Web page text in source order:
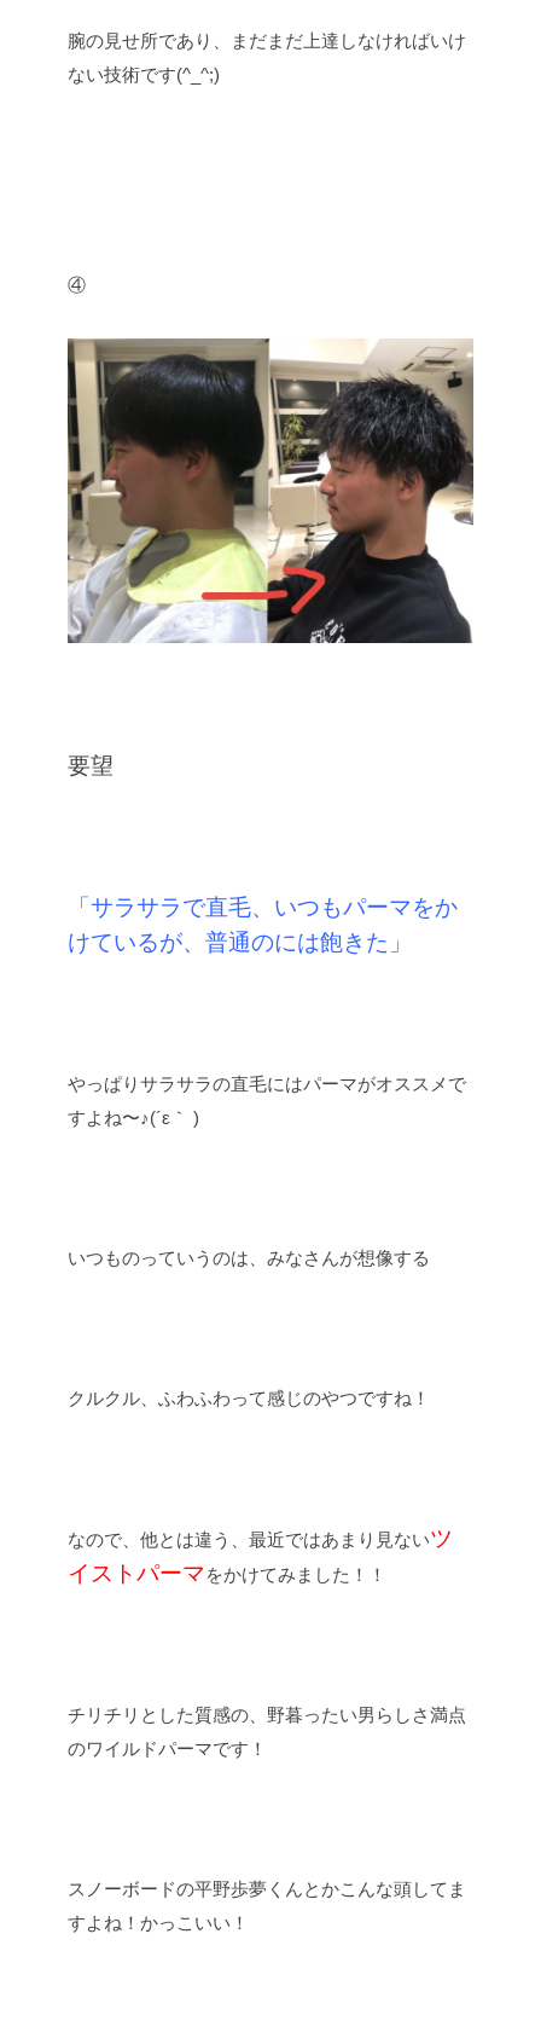
腕の見せ所であり、まだまだ上達しなければいけ
ない技術です(^_^;)
④
要望
「サラサラで直毛、いつもパーマをか
けているが、普通のには飽きた」
やっぱりサラサラの直毛にはパーマがオススメで
すよね〜♪(´ε｀ )
いつものっていうのは、みなさんが想像する
クルクル、ふわふわって感じのやつですね！
なので、他とは違う、最近ではあまり見ないツ
イストパーマをかけてみました！！
チリチリとした質感の、野暮ったい男らしさ満点
のワイルドパーマです！
スノーボードの平野歩夢くんとかこんな頭してま
すよね！かっこいい！